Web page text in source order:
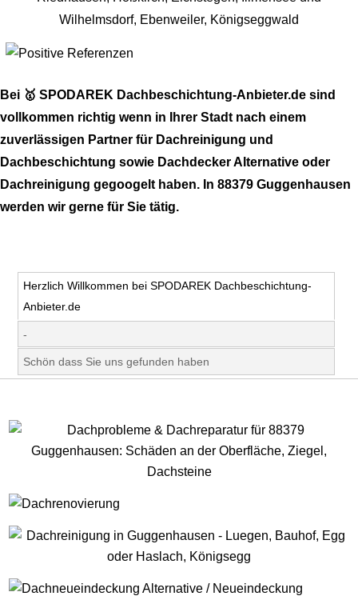
Bei 🥇 SPODAREK Dachbeschichtung-Anbieter.de sind
vollkommen richtig wenn in Ihrer Stadt nach einem
zuverlässigen Partner für Dachreinigung und
Dachbeschichtung sowie Dachdecker Alternative oder
Dachreinigung gegoogelt haben. In 88379 Guggenhausen
werden wir gerne für Sie tätig.
Herzlich Willkommen bei SPODAREK Dachbeschichtung-
Anbieter.de
-
Schön dass Sie uns gefunden haben